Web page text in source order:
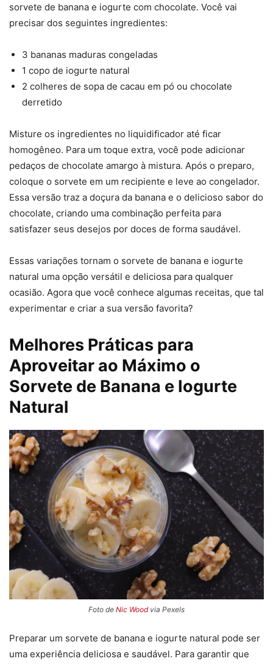
sorvete de banana e iogurte com chocolate. Você vai
precisar dos seguintes ingredientes:
3 bananas maduras congeladas
1 copo de iogurte natural
2 colheres de sopa de cacau em pó ou chocolate
derretido
Misture os ingredientes no liquidificador até ficar
homogêneo. Para um toque extra, você pode adicionar
pedaços de chocolate amargo à mistura. Após o preparo,
coloque o sorvete em um recipiente e leve ao congelador.
Essa versão traz a doçura da banana e o delicioso sabor do
chocolate, criando uma combinação perfeita para
satisfazer seus desejos por doces de forma saudável.
Essas variações tornam o sorvete de banana e iogurte
natural uma opção versátil e deliciosa para qualquer
ocasião. Agora que você conhece algumas receitas, que tal
experimentar e criar a sua versão favorita?
Melhores Práticas para
Aproveitar ao Máximo o
Sorvete de Banana e Iogurte
Natural
Foto de Nic Woodvia Pexels
Preparar um sorvete de banana e iogurte natural pode ser
uma experiência deliciosa e saudável. Para garantir que